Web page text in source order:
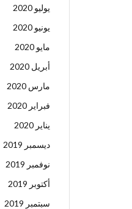
يوليو 2020
يونيو 2020
مايو 2020
أبريل 2020
مارس 2020
فبراير 2020
يناير 2020
ديسمبر 2019
نوفمبر 2019
أكتوبر 2019
سبتمبر 2019